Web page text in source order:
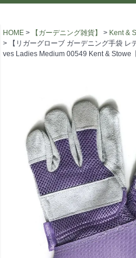
HOME 【ガーデニング雑貨】
Kent &
【リガーグローブ ガーデニング手袋
ves Ladies Medium 00549 Kent & Stowe